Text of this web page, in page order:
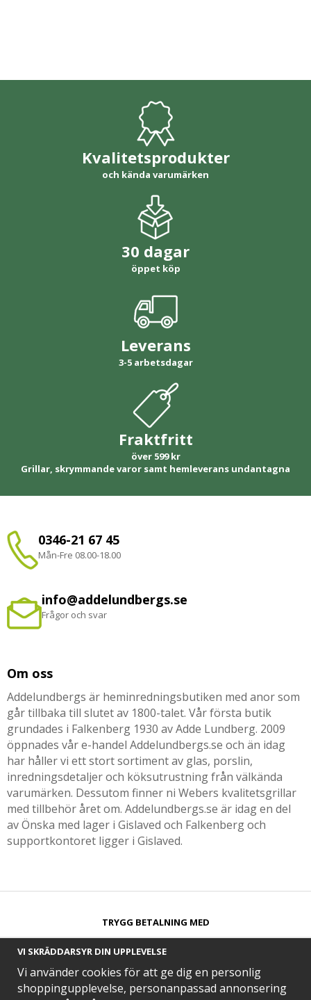
Kvalitetsprodukter
och kända varumärken
30 dagar
öppet köp
Leverans
3-5 arbetsdagar
Fraktfritt
över 599 kr
Grillar, skrymmande varor samt hemleverans undantagna
0346-21 67 45
Mån-Fre 08.00-18.00
info@addelundbergs.se
Frågor och svar
Om oss
Addelundbergs är heminredningsbutiken med anor som
går tillbaka till slutet av 1800-talet. Vår första butik
grundades i Falkenberg 1930 av Adde Lundberg. 2009
öppnades vår e-handel Addelundbergs.se och än idag
har håller vi ett stort sortiment av glas, porslin,
inredningsdetaljer och köksutrustning från välkända
varumärken. Dessutom finner ni Webers kvalitetsgrillar
med tillbehör året om. Addelundbergs.se är idag en del
av Önska med lager i Gislaved och Falkenberg och
supportkontoret ligger i Gislaved.
TRYGG BETALNING MED​
VI SKRÄDDARSYR DIN UPPLEVELSE
Vi använder cookies för att ge dig en personlig
shoppingupplevelse, personanpassad annonsering